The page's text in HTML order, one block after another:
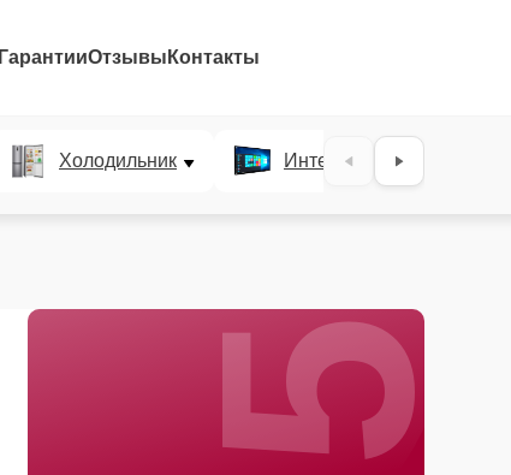
ГарантииОтзывы Контакты
Холодильник Интерактивные панели
25%